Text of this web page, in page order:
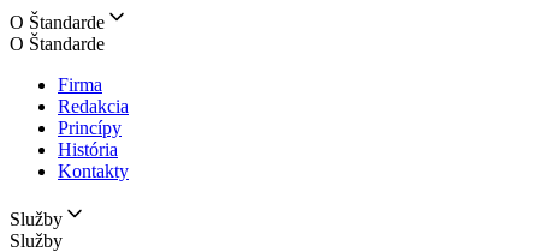
O Štandarde
O Štandarde
Firma
Redakcia
Princípy
História
Kontakty
Služby
Služby